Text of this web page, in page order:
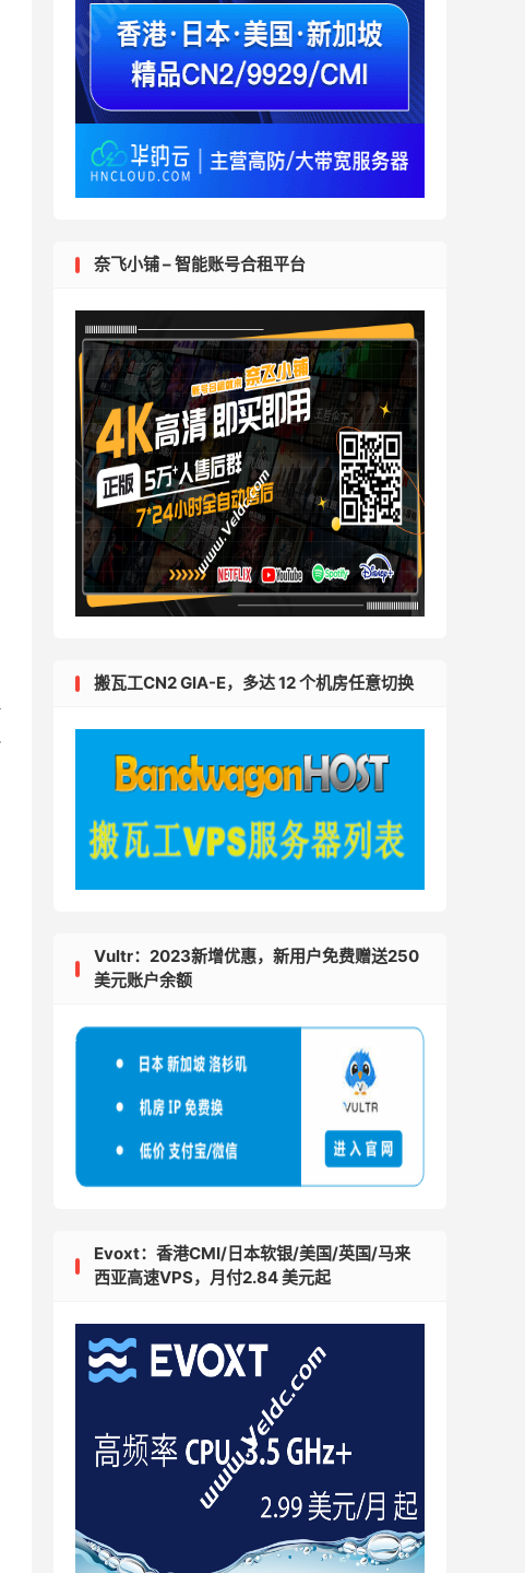
奈飞小铺 – 智能账号合租平台
搬瓦工CN2 GIA-E，多达 12 个机房任意切换
Vultr：2023新增优惠，新用户免费赠送250
美元账户余额
Evoxt：香港CMI/日本软银/美国/英国/马来
西亚高速VPS，月付2.84 美元起